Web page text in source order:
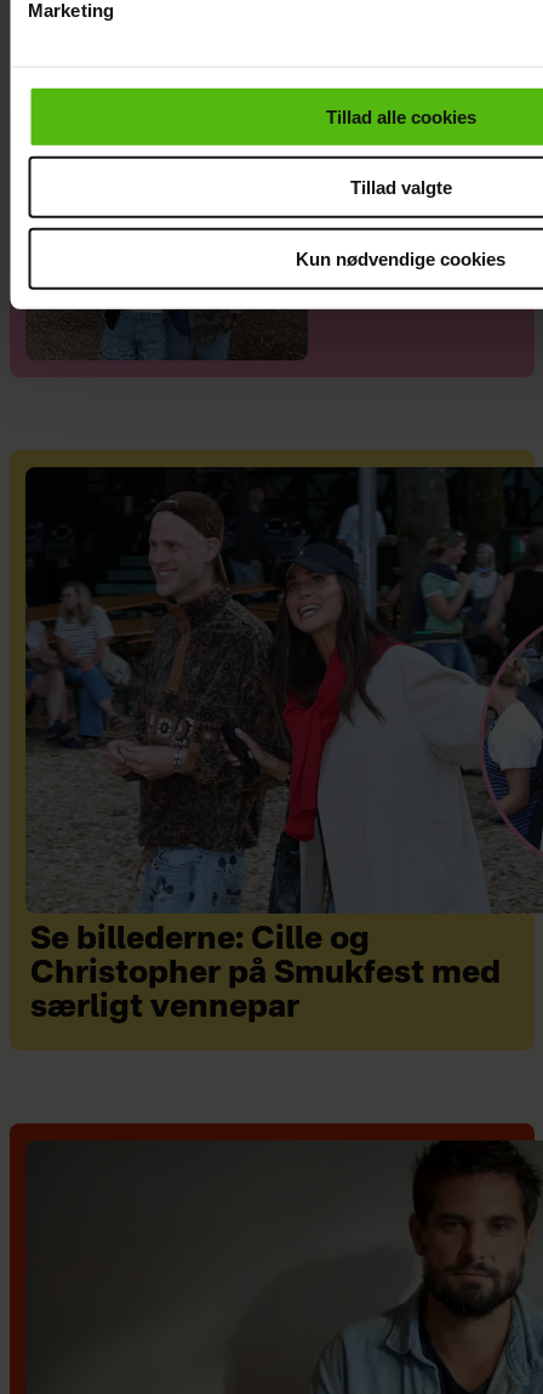
cookiepolitik.
Marketing
Tillad alle cookies
Tillad valgte
Kun nødvendige cookies
Janni Ree
afsted for
første gang:
Jeg er nervøs!
Se billederne: Cille og
Christopher på Smukfest med
særligt vennepar